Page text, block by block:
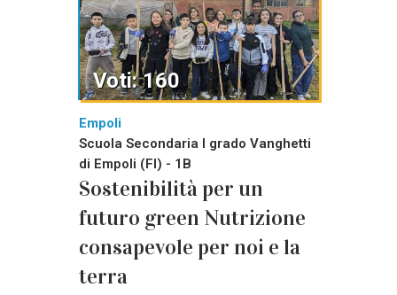
Empoli
Scuola Secondaria I grado Vanghetti
di Empoli (FI) - 1B
Sostenibilità per un
futuro green Nutrizione
consapevole per noi e la
terra
Voti: 160